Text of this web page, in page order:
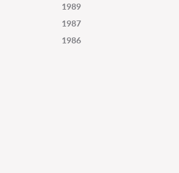
1989
1987
1986